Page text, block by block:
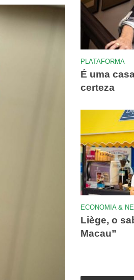
PLATAFORMA
É uma
certeza
ECONOMIA &
Liège, o
Macau”